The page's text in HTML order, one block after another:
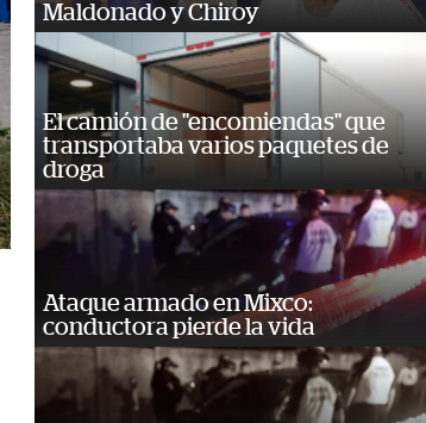
Maldonado y Chiroy
El camión de "encomiendas" que
transportaba varios paquetes de
droga
Ataque armado en Mixco:
conductora pierde la vida